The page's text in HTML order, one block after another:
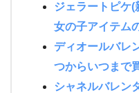
ジェラートピケ(
女の子アイテム
ディオールバレ
つからいつまで
シャネルバレン